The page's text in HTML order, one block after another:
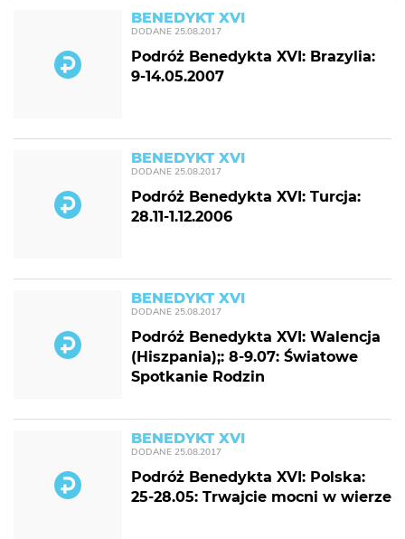
BENEDYKT XVI
DODANE 25.08.2017
Podróż Benedykta XVI: Brazylia:
9-14.05.2007
BENEDYKT XVI
DODANE 25.08.2017
Podróż Benedykta XVI: Turcja:
28.11-1.12.2006
BENEDYKT XVI
DODANE 25.08.2017
Podróż Benedykta XVI: Walencja
(Hiszpania);: 8-9.07: Światowe
Spotkanie Rodzin
BENEDYKT XVI
DODANE 25.08.2017
Podróż Benedykta XVI: Polska:
25-28.05: Trwajcie mocni w wierze